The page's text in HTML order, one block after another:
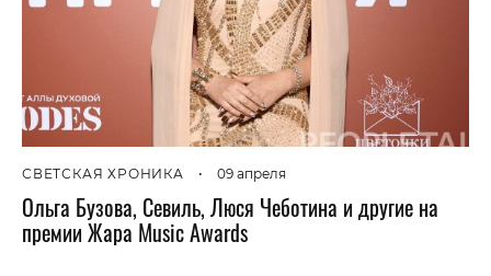
СВЕТСКАЯ ХРОНИКА • 09 апреля
Ольга Бузова, Севиль, Люся Чеботина и другие на
премии Жара Music Awards